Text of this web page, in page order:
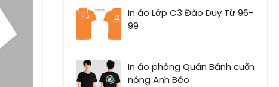
In áo Lớp C3 Đào Duy Từ 96-
99
In áo phông Quán Bánh cuốn
nóng Anh Béo